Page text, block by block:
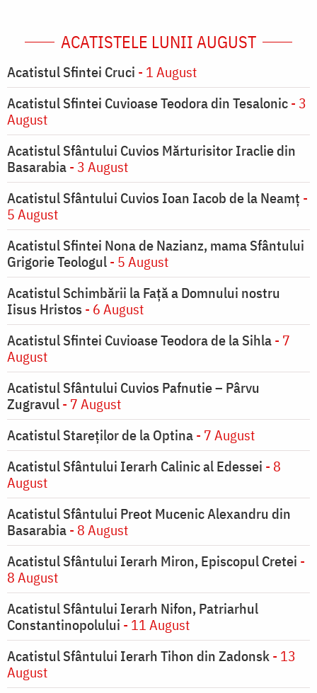
ACATISTELE LUNII AUGUST
Acatistul Sfintei Cruci - 1 August
Acatistul Sfintei Cuvioase Teodora din Tesalonic- 3
August
Acatistul Sfântului Cuvios Mărturisitor Iraclie din
Basarabia- 3 August
Acatistul Sfântului Cuvios Ioan Iacob de la Neamț -
5 August
Acatistul Sfintei Nona de Nazianz, mama Sfântului
Grigorie Teologul- 5 August
Acatistul Schimbării la Faţă a Domnului nostru
Iisus Hristos - 6 August
Acatistul Sfintei Cuvioase Teodora de la Sihla- 7
August
Acatistul Sfântului Cuvios Pafnutie – Pârvu
Zugravul- 7 August
Acatistul Stareţilor de la Optina- 7 August
Acatistul Sfântului Ierarh Calinic al Edessei - 8
August
Acatistul Sfântului Preot Mucenic Alexandru din
Basarabia- 8 August
Acatistul Sfântului Ierarh Miron, Episcopul Cretei -
8 August
Acatistul Sfântului Ierarh Nifon, Patriarhul
Constantinopolului - 11 August
Acatistul Sfântului Ierarh Tihon din Zadonsk- 13
August